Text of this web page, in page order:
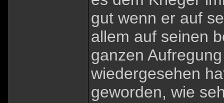
gut wenn er auf
allem auf seinen
ganzen
wiedergesehen
geworden, wie